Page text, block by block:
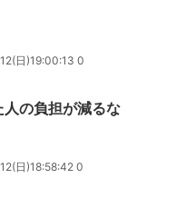
日)19:00:13 0
の負担が減るな
日)18:58:42 0